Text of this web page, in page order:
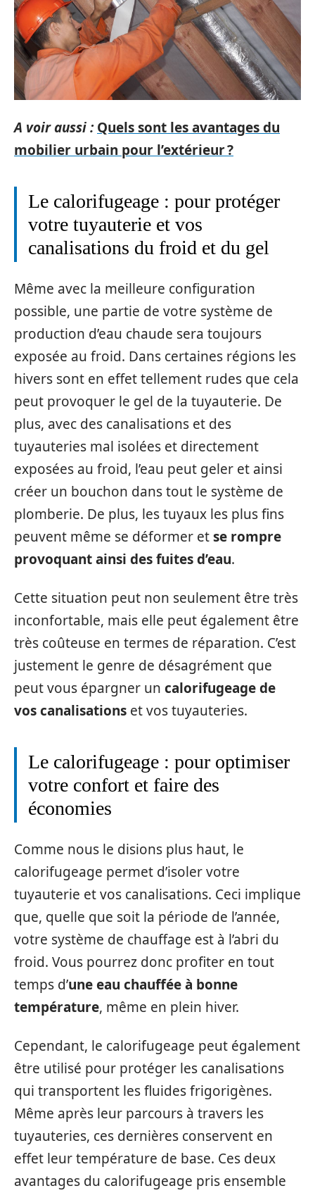
A voir aussi : Quels sont les avantages du
mobilier urbain pour l’extérieur ?
Le calorifugeage : pour protéger
votre tuyauterie et vos
canalisations du froid et du gel
Même avec la meilleure configuration
possible, une partie de votre système de
production d’eau chaude sera toujours
exposée au froid. Dans certaines régions les
hivers sont en effet tellement rudes que cela
peut provoquer le gel de la tuyauterie. De
plus, avec des canalisations et des
tuyauteries mal isolées et directement
exposées au froid, l’eau peut geler et ainsi
créer un bouchon dans tout le système de
plomberie. De plus, les tuyaux les plus fins
peuvent même se déformer etse rompre
provoquant ainsi des fuites d’eau.
Cette situation peut non seulement être très
inconfortable, mais elle peut également être
très coûteuse en termes de réparation. C’est
justement le genre de désagrément que
peut vous épargner un calorifugeage de
vos canalisations et vos tuyauteries.
Le calorifugeage : pour optimiser
votre confort et faire des
économies
Comme nous le disions plus haut, le
calorifugeage permet d’isoler votre
tuyauterie et vos canalisations. Ceci implique
que, quelle que soit la période de l’année,
votre système de chauffage est à l’abri du
froid. Vous pourrez donc profiter en tout
temps d’une eau chauffée à bonne
température, même en plein hiver.
Cependant, le calorifugeage peut également
être utilisé pour protéger les canalisations
qui transportent les fluides frigorigènes.
Même après leur parcours à travers les
tuyauteries, ces dernières conservent en
effet leur température de base. Ces deux
avantages du calorifugeage pris ensemble